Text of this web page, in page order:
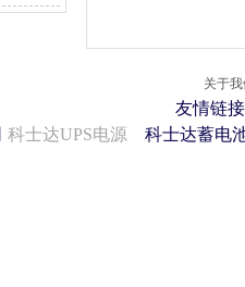
关于
友情链
科士达UPS电源 科士达蓄电池